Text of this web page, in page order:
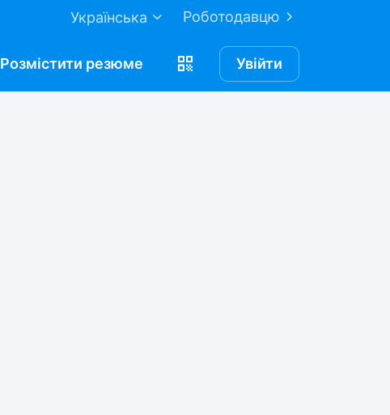
Роботодавцю
Українська
Розмістити резюме Увійти